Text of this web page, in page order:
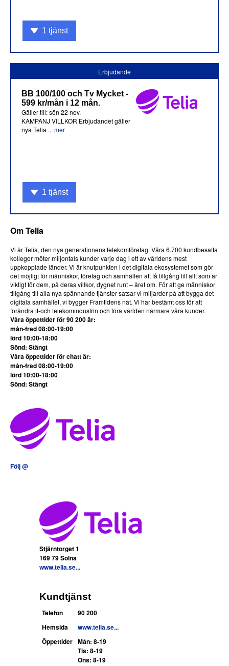
1 tjänst
Erbjudande
BB 100/100 och Tv Mycket -
599 kr/mån i 12 mån.
Gäller till: sön 22 nov.
KAMPANJ VILLKOR Erbjudandet gäller
nya Telia ... mer
1 tjänst
Om Telia
Vi är Telia, den nya generationens telekomföretag. Våra 6.700 kundbesatta
kollegor möter miljontals kunder varje dag i ett av världens mest
uppkopplade länder. Vi är knutpunkten i det digitala ekosystemet som gör
det möjligt för människor, företag och samhällen att få tillgång till allt som är
viktigt för dem, på deras villkor, dygnet runt – året om. För att ge människor
tillgång till alla nya spännande tjänster satsar vi miljarder på att bygga det
digitala samhället, vi bygger Framtidens nät. Vi har bestämt oss för att
förändra it-och telekomindustrin och föra världen närmare våra kunder.
Våra öppettider för 90 200 är:
mån-fred 08:00-19:00
lörd 10:00-18:00
Sönd: Stängt
Våra öppettider för chatt är:
mån-fred 08:00-19:00
lörd 10:00-18:00
Sönd: Stängt
Följ @
Stjärntorget 1
169 79 Solna
www.telia.se...
Kundtjänst
Telefon
90 200
Hemsida
www.telia.se...
Öppettider Mån: 8-19
Tis: 8-19
Ons: 8-19